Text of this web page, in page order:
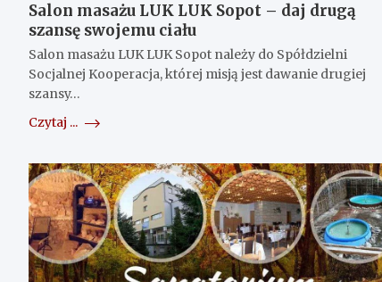
Salon masażu LUK LUK Sopot – daj drugą
szansę swojemu ciału
Salon masażu LUK LUK Sopot należy do Spółdzielni
Socjalnej Kooperacja, której misją jest dawanie drugiej
szansy…
Czytaj ...